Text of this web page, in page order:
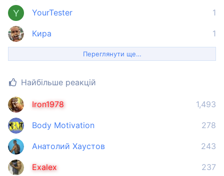
Y 1
YourTester
1
Кира
Переглянути ще…
Найбільше реакцій
1,493
Iron1978
278
Body Motivation
243
Анатолий Хаустов
237
Exalex